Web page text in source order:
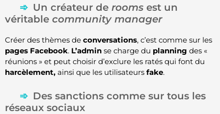
Un créateur de rooms est un
véritable community manager
Créer des thèmes de conversations, c’est comme sur les
pages Facebook. L’admin se charge du planning des «
réunions » et peut choisir d’exclure les ratés qui font du
harcèlement, ainsi que les utilisateurs fake.
Des sanctions comme sur tous les
réseaux sociaux